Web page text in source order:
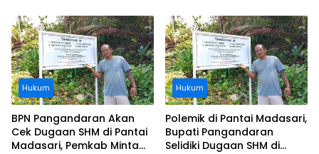
Ditanggung BPJS
Buruknya Koordinasi
Perusahaan
Hukum
BPN Pangandaran Akan
Cek Dugaan SHM di Pantai
Madasari, Pemkab Minta
Hukum
Polemik di Pantai Madasari,
Bupati Pangandaran
Selidiki Dugaan SHM di